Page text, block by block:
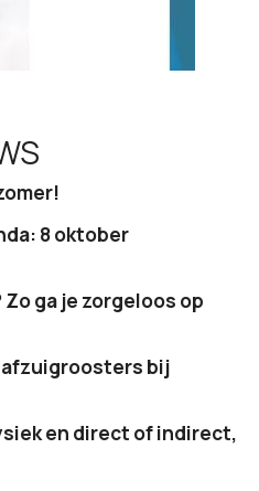
8 oktober
ga je zorgeloos op
afzuigroosters bij
en direct of indirect,